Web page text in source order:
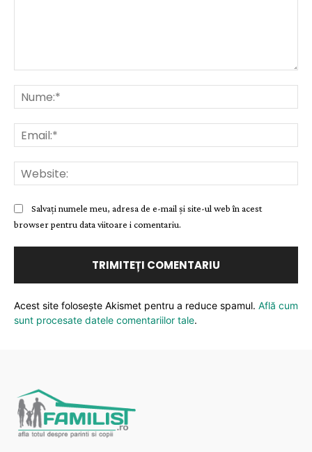
Salvați numele meu, adresa de e-mail și site-ul web în acest
browser pentru data viitoare i comentariu.
Acest site folosește Akismet pentru a reduce spamul. Află cum
sunt procesate datele comentariilor tale.